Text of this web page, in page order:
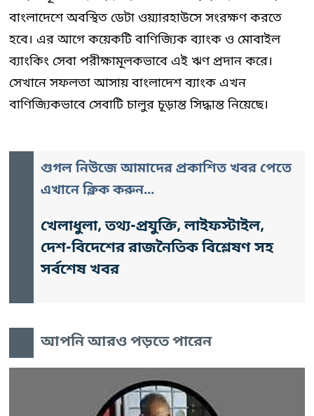
বাংলাদেশে অবস্থিত ডেটা ওয়্যারহাউসে সংরক্ষণ করতে
হবে। এর আগে কয়েকটি বাণিজ্যিক ব্যাংক ও মোবাইল
ব্যাংকিং সেবা পরীক্ষামূলকভাবে এই ঋণ প্রদান করে।
সেখানে সফলতা আসায় বাংলাদেশ ব্যাংক এখন
বাণিজ্যিকভাবে সেবাটি চালুর চূড়ান্ত সিদ্ধান্ত নিয়েছে।
গুগল নিউজে আমাদের প্রকাশিত খবর পেতে
এখানে ক্লিক করুন...
খেলাধুলা, তথ্য-প্রযুক্তি, লাইফস্টাইল,
দেশ-বিদেশের রাজনৈতিক বিশ্লেষণ সহ
সর্বশেষ খবর
আপনি আরও পড়তে পারেন